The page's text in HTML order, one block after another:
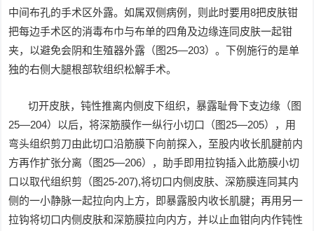
中间布孔的手术区外露。如属双侧病例，则此时要用8把皮肤钳
把每边手术区的消毒布巾与布单的四角及边缘连同皮肤一起钳
夹，以避免会阴和生殖器外露（图25—203）。下例施行的是单
独的右侧大腿根部软组织松解手术。
切开皮肤，钝性推离内侧皮下组织，暴露耻骨下支边缘（图
25—204）以后，将深筋膜作一纵行小切口（图25—205），用
弯头组织剪刀由此切口沿筋膜下向前探入，至股内收长肌腱前内
方再作扩张分离（图25—206），助手即用拉钩插入此筋膜小切
口以取代组织剪（图25-207),将切口内侧皮肤、深筋膜连同其内
侧的一小静脉一起拉向内上方，即暴露股内收长肌腱；再用另一
拉钩将切口内侧皮肤和深筋膜拉向内方，并以止血钳向内作钝性